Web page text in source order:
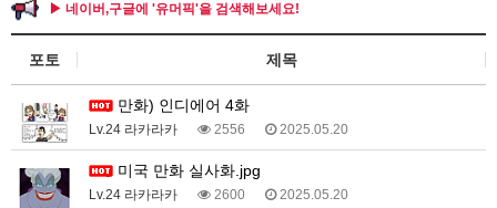
▶ 네이버,구글에 '유머픽'을 검색해보세요!
포토 제목
만화) 인디에어 4화
Lv.24 라카라카 2556 2025.05.20
미국 만화 실사화.jpg
Lv.24 라카라카 2600 2025.05.20